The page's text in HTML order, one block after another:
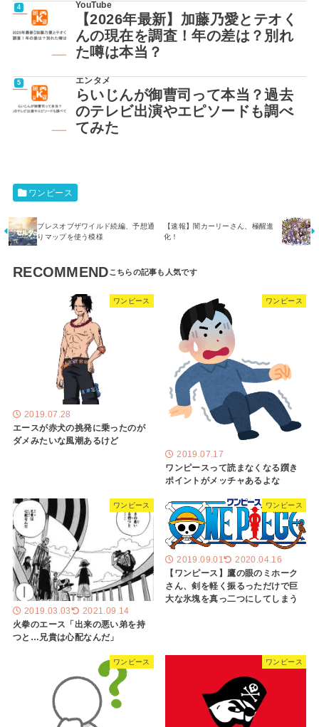
YouTube
【2026年最新】加藤乃愛とテオく
んの現在を調査！年の差は？別れ
た噂は本当？
エンタメ
らいじんが御曹司って本当？過去
のテレビ出演やエピソードも調べ
てみた
ワンピース
ブレスオブザワイルド続編、予想通
りマップを使う模様
【速報】闇カーリーさん、極醒進
化！
RECOMMEND
ワンピース
2019.07.28
エースが赤犬の挑発に乗ったのが
ダメみたいな風潮あるけど
ワンピース
2019.07.17
ワンピースって読まなくなる躓き
ポイントがメッチャあるよな
ワンピース
2019.03.03 2021.09.14
火拳のエース「出来の悪い弟を持
つと…兄貴は心配なんだ」
ワンピース
2019.09.01 2020.04.16
【ワンピース】鷹の眼のミホーク
さん、剣を軽く振るっただけで巨
大な氷塊を真っ二つにしてしまう
ワンピース ワンピース